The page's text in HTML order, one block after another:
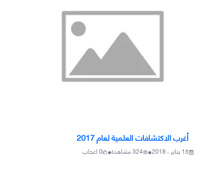
أغرب الاكتشافات العلمية لعام 2017
15 يناير ، 2018 •
324مشاهدة•
0اعجاب